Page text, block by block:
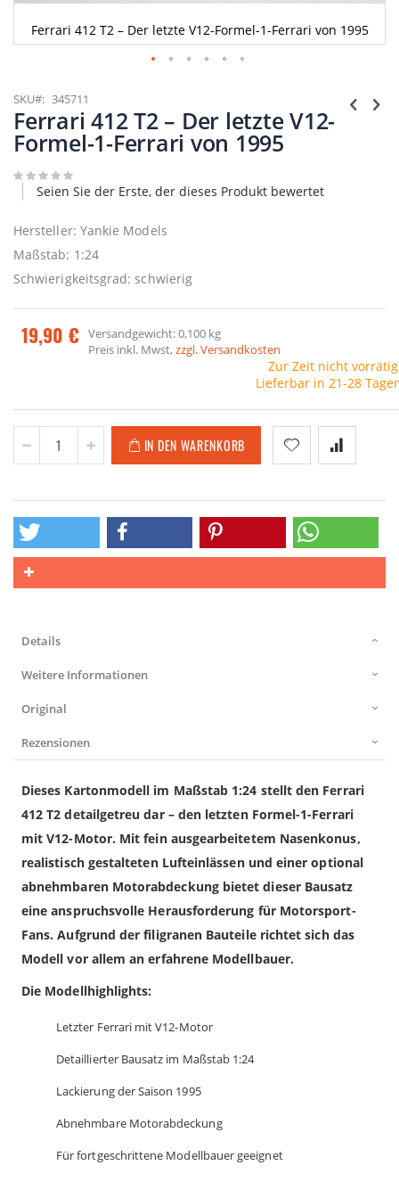
Ferrari 412 T2 – Der letzte V12-Formel-1-Ferrari von 1995
Anfang
der
Bildgalerie
springen
SKU 345711
Ferrari 412 T2 – Der letzte V12-
Formel-1-Ferrari von 1995
Seien Sie der Erste, der dieses Produkt bewertet
Hersteller: Yankie Models
Maßstab: 1:24
Schwierigkeitsgrad: schwierig
19,90 € Versandgewicht: 0,100 kg
Preis inkl. Mwst,zzgl. Versandkosten
Zur Zeit nicht
Lieferbar in 21-28
IN DEN WARENKORB
Details
Weitere Informationen
Original
Rezensionen
Dieses Kartonmodell im Maßstab 1:24 stellt den Ferrari
412 T2 detailgetreu dar – den letzten Formel-1-Ferrari
mit V12-Motor. Mit fein ausgearbeitetem Nasenkonus,
realistisch gestalteten Lufteinlässen und einer optional
abnehmbaren Motorabdeckung bietet dieser Bausatz
eine anspruchsvolle Herausforderung für Motorsport-
Fans. Aufgrund der filigranen Bauteile richtet sich das
Modell vor allem an erfahrene Modellbauer.
Die Modellhighlights:
Letzter Ferrari mit V12-Motor
Detaillierter Bausatz im Maßstab 1:24
Lackierung der Saison 1995
Abnehmbare Motorabdeckung
Für fortgeschrittene Modellbauer geeignet